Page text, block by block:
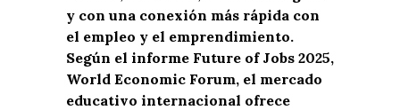
y con una conexión más rápida con
el empleo y el emprendimiento.
Según el informe Future ofJobs 2025,
World Economic Forum, el mercado
educativo internacional ofrece